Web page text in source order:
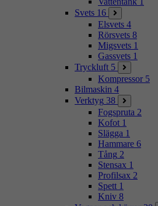
Svets 16
Elsvets 4
Rörsvets 8
Migsvets 1
Gassvets 1
Tryckluft 5
Kompressor 5
Bilmaskin 4
Verktyg 38
Fogspruta 2
Kofot 1
Slägga 1
Hammare 6
Tång 2
Stensax 1
Profilsax 2
Spett 1
Kniv 8